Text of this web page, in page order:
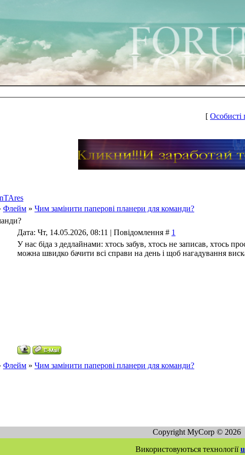
[ Особисті
Флейм » Чим замінити паперові планери для команди?
Дата: Чт, 14.05.2026, 08:11 | Повідомлення # 1
У нас біда з дедлайнами: хтось забув, хтось не записав, хтось
можна швидко бачити всі справи на день і щоб нагадування
Флейм » Чим замінити паперові планери для команди?
Copyright MyCorp © 2026
Використовуються технології